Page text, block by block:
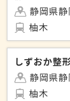
静岡県
柚木
しずおか整
静岡県
柚木